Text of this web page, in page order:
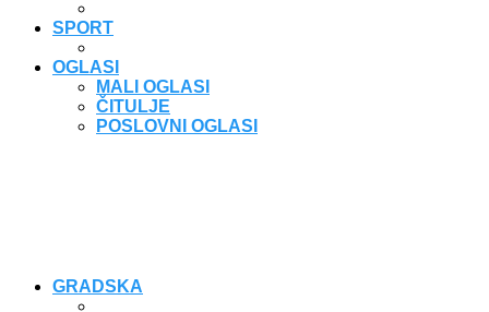
SPORT
OGLASI
MALI OGLASI
ČITULJE
POSLOVNI OGLASI
GRADSKA